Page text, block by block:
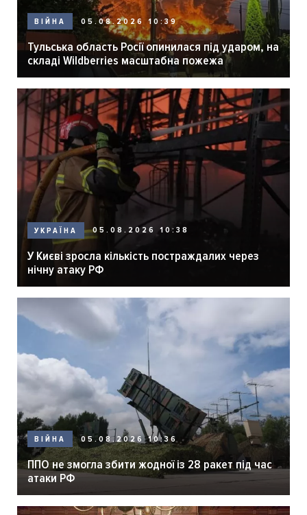
ВІЙНА 05.08.2026 10:39
Тульська область Росії опинилася під ударом, на
складі Wildberries масштабна пожежа
УКРАЇНА 05.08.2026 10:38
У Києві зросла кількість постраждалих через
нічну атаку РФ
ВІЙНА 05.08.2026 10:36
ППО не змогла збити жодної із 28 ракет під час
атаки РФ